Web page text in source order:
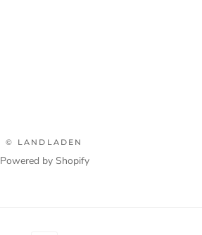
© LANDLADEN
Powered by Shopify